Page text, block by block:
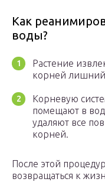
Как
воды?
Растение
корней лишний
Корневую
помещают в
удаляют все
корней.
После этой
возвращаться к